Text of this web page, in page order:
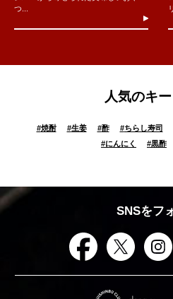
つ...
人気のキ
#焼酎 #生姜 #酢 #ちらし寿司
#にんにく #黒酢
SNSをフ